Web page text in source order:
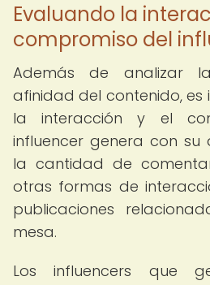
Evaluando la
compromiso del
Además de analizar
afinidad del contenido,
la interacción y el
influencer genera con su
la cantidad de
otras formas de
publicaciones
mesa.
Los influencers que